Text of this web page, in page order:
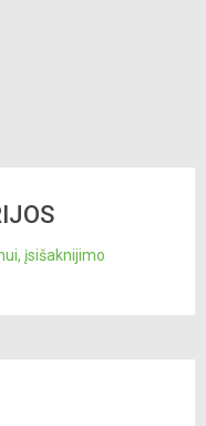
įsišaknijimo